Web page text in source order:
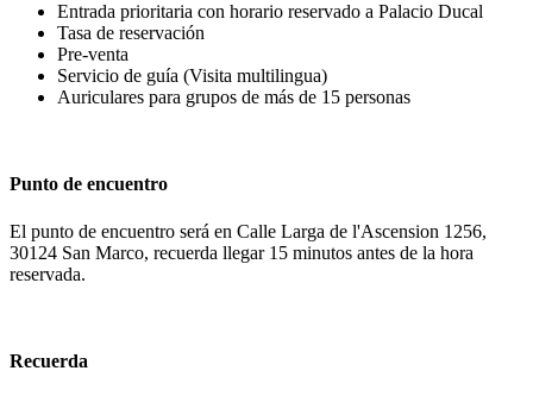
Entrada prioritaria con horario reservado a Palacio Ducal
Tasa de reservación
Pre-venta
Servicio de guía (Visita multilingua)
Auriculares para grupos de más de 15 personas
Punto de encuentro
El punto de encuentro será en Calle Larga de l'Ascension 1256,
30124 San Marco, recuerda llegar 15 minutos antes de la hora
reservada.
Recuerda